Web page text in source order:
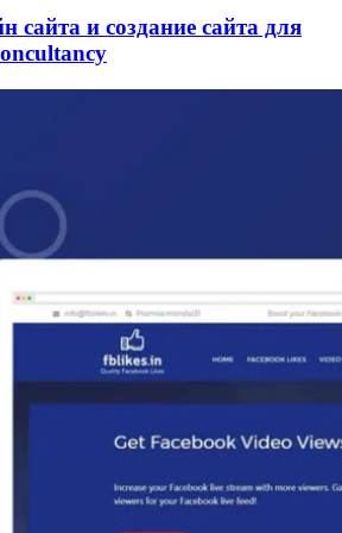
сайта и создание сайта для